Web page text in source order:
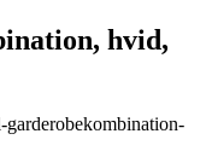
hvid,